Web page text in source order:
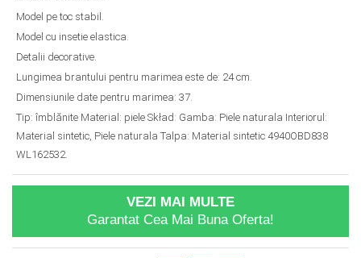
Model pe toc stabil.
Model cu insetie elastica.
Detalii decorative.
Lungimea brantului pentru marimea este de: 24 cm.
Dimensiunile date pentru marimea: 37.
Tip: îmblănite Material: piele Skład: Gamba: Piele naturala Interiorul:
Material sintetic, Piele naturala Talpa: Material sintetic 4940OBD838
WL162532.
VEZI MAI MULTE
Garantat Cea Mai Buna Oferta!